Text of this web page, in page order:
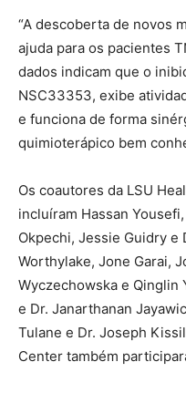
“A descoberta de novos
ajuda para os pacientes
dados indicam que o
NSC33353, exibe
e funciona de forma
quimioterápico bem
Os coautores da LSU
incluíram Hassan
Okpechi, Jessie Guidry e
Worthylake, Jone Garai,
Wyczechowska e Qinglin
e Dr. Janarthanan
Tulane e Dr. Joseph
Center também